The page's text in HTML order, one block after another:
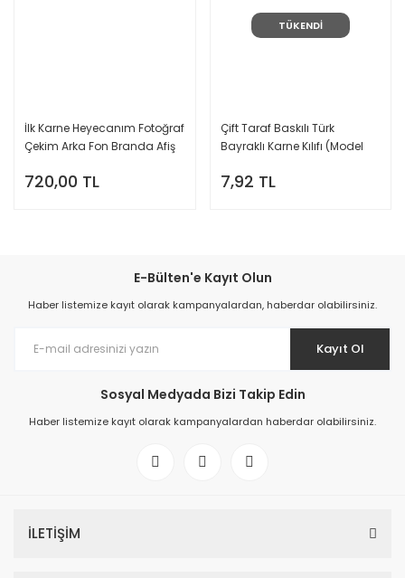
İlk Karne Heyecanım Fotoğraf
Çekim Arka Fon Branda Afiş
720,00 TL
TÜKENDİ
Çift Taraf Baskılı Türk
Bayraklı Karne Kılıfı (Model
7,92 TL
E-Bülten'e Kayıt Olun
Haber listemize kayıt olarak kampanyalardan, haberdar olabilirsiniz.
Kayıt Ol
Sosyal Medyada Bizi Takip Edin
Haber listemize kayıt olarak kampanyalardan haberdar olabilirsiniz.
İLETİŞİM